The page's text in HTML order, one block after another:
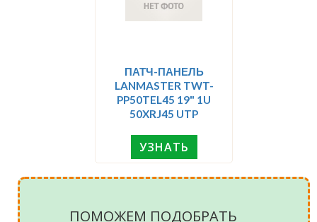
ПАТЧ-ПАНЕЛЬ
LANMASTER TWT-
PP50TEL45 19" 1U
50XRJ45 UTP
УЗНАТЬ
ПОМОЖЕМ ПОДОБРАТЬ